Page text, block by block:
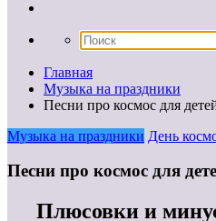
Главная
Музыка на праздники
Песни про космос для
Музыка на праздники День
Песни про космос для
Плюсовки и